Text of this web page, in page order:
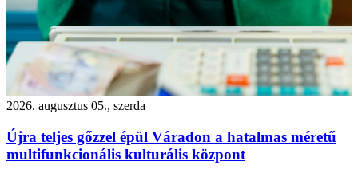
2026. augusztus 05., szerda
Újra teljes gőzzel épül Váradon a hatalmas méretű
multifunkcionális kulturális központ